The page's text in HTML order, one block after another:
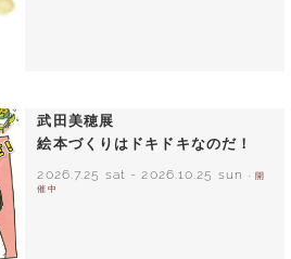
武田美穂展
絵本づくりはドキドキなのだ！
2026.7.25 sat -2026.10.25 sun
- 開
催中